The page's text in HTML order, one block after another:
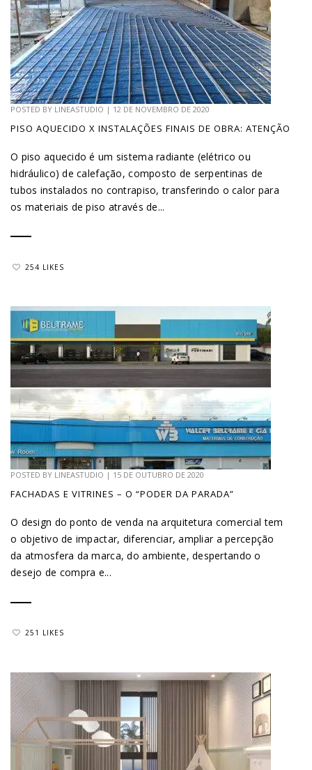
POSTED BY LINEASTUDIO | 12 DE NOVEMBRO DE 2020
PISO AQUECIDO X INSTALAÇÕES FINAIS DE OBRA: ATENÇÃO
O piso aquecido é um sistema radiante (elétrico ou
hidráulico) de calefação, composto de serpentinas de
tubos instalados no contrapiso, transferindo o calor para
os materiais de piso através de...
254 LIKES
POSTED BY LINEASTUDIO | 15 DE OUTUBRO DE 2020
FACHADAS E VITRINES – O “PODER DA PARADA”
O design do ponto de venda na arquitetura comercial tem
o objetivo de impactar, diferenciar, ampliar a percepção
da atmosfera da marca, do ambiente, despertando o
desejo de compra e...
251 LIKES